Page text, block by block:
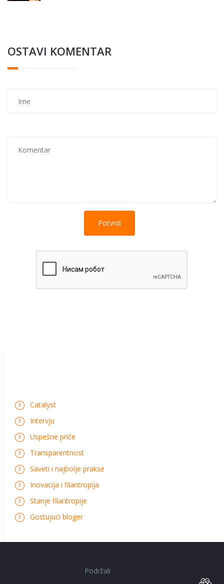
OSTAVI KOMENTAR
Catalyst
Intervju
Uspešne priče
Transparentnost
Saveti i najbolje prakse
Inovacija i filantropija
Stanje filantropije
Gostujući bloger
Podržali